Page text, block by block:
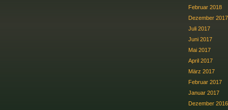
Februar 2018
Dezember 2017
Juli 2017
Juni 2017
Mai 2017
April 2017
März 2017
Februar 2017
Januar 2017
Dezember 2016